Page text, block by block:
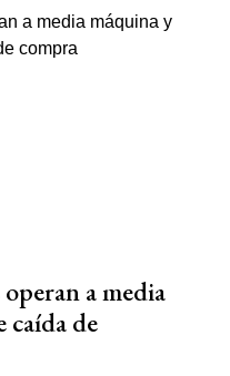
a media
caída de